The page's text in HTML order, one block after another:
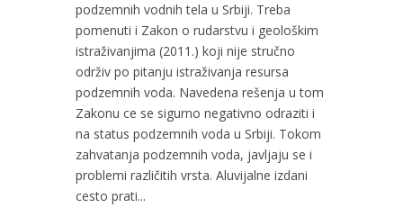
podzemnih vodnih tela u Srbiji. Treba
pomenuti i Zakon o rudarstvu i geološkim
istraživanjima (2011.) koji nije stručno
održiv po pitanju istraživanja resursa
podzemnih voda. Navedena rešenja u tom
Zakonu ce se sigurno negativno odraziti i
na status podzemnih voda u Srbiji. Tokom
zahvatanja podzemnih voda, javljaju se i
problemi različitih vrsta. Aluvijalne izdani
cesto prati...